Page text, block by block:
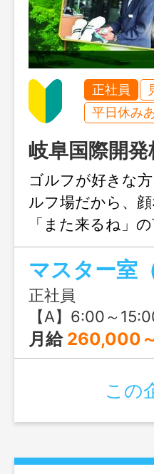
正社員
平日休み
岐阜国際開
ゴルフが好きな
ルフ場だから、
「また来るね」
マスター室
正社員
【A】6:00～15:00 【B】6:30～
月給 260,000
この